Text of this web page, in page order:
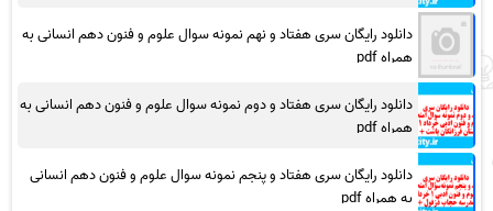
دانلود رایگان سری هفتاد و نهم نمونه سوال علوم و فنون دهم انسانی به
همراه pdf
دانلود رایگان سری هفتاد و دوم نمونه سوال علوم و فنون دهم انسانی به
همراه pdf
دانلود رایگان سری هفتاد و پنجم نمونه سوال علوم و فنون دهم انسانی
به همراه pdf